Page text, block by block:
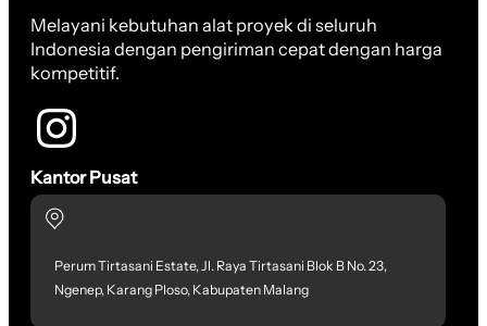
Melayani kebutuhan alat proyek di seluruh
Indonesia dengan pengiriman cepat dengan harga
kompetitif.
Kantor Pusat
Perum Tirtasani Estate, Jl. Raya Tirtasani Blok B No. 23,
Ngenep, Karang Ploso, Kabupaten Malang